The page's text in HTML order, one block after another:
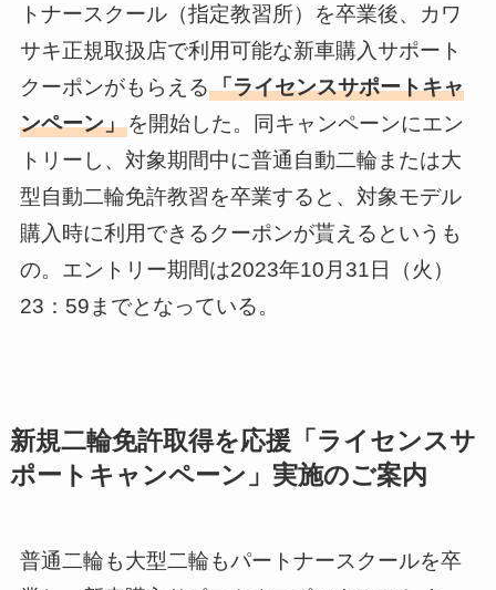
トナースクール（指定教習所）を卒業後、カワ
サキ正規取扱店で利用可能な新車購入サポート
クーポンがもらえる「ライセンスサポートキャ
ンペーン」を開始した。同キャンペーンにエン
トリーし、対象期間中に普通自動二輪または大
型自動二輪免許教習を卒業すると、対象モデル
購入時に利用できるクーポンが貰えるというも
の。エントリー期間は2023年10月31日（火）
23：59までとなっている。
新規二輪免許取得を応援「ライセンスサ
ポートキャンペーン」実施のご案内
普通二輪も大型二輪もパートナースクールを卒